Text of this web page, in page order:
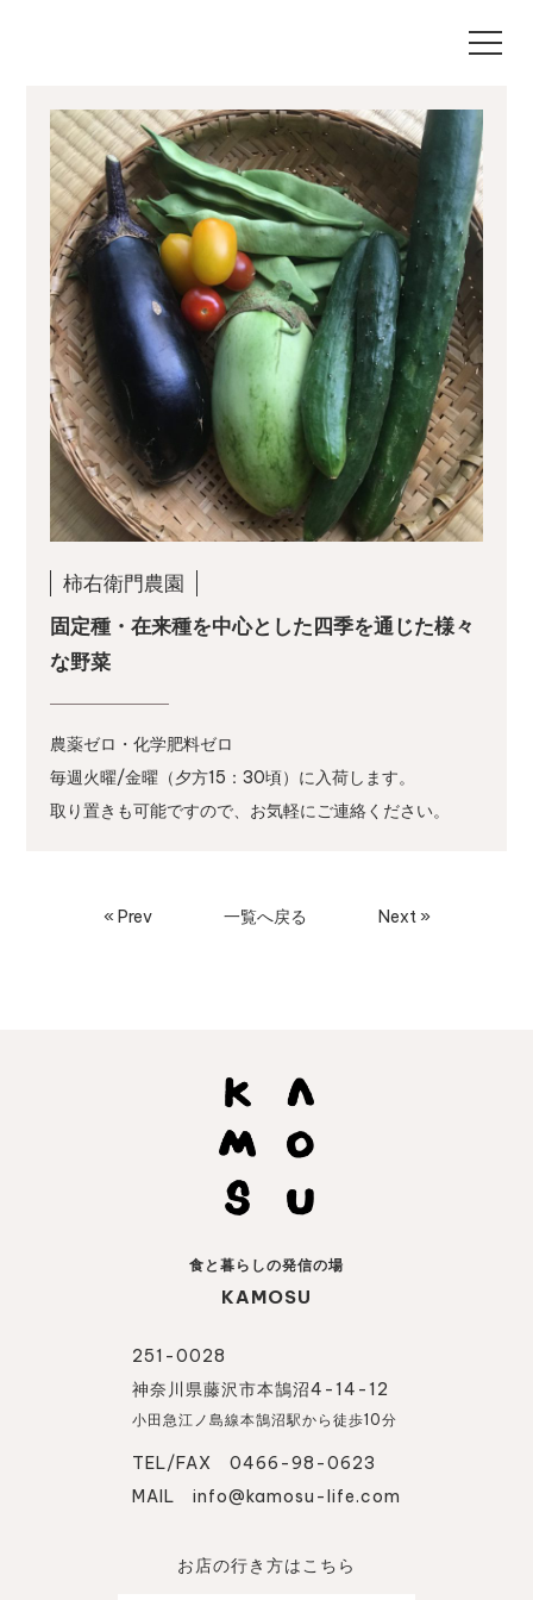
柿右衛門農園
固定種・在来種を中心とした四季を通じた様々
な野菜
農薬ゼロ・化学肥料ゼロ
毎週火曜/金曜（夕方15：30頃）に入荷します。
取り置きも可能ですので、お気軽にご連絡ください。
« Prev 一覧へ戻る Next »
食と暮らしの発信の場
KAMOSU
251-0028
神奈川県藤沢市本鵠沼4-14-12
小田急江ノ島線本鵠沼駅から徒歩10分
TEL/FAX 0466-98-0623
MAIL info@kamosu-life.com
お店の行き方はこちら